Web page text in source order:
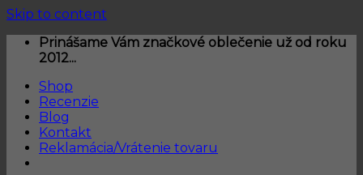
Skip to content
Prinášame Vám značkové oblečenie už od roku
2012...
Shop
Recenzie
Blog
Kontakt
Reklamácia/Vrátenie tovaru